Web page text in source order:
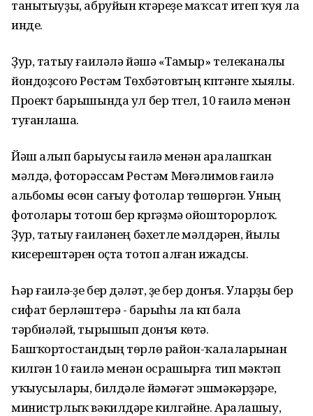
танытыуҙы, абруйын күтәреүҙе маҡсат итеп ҡуя ла
инде.
Ҙур, татыу ғаиләлә йәшәү «Тамыр» телеканалы
йондоҙсоғо Рөстәм Төхбәтовтың күптәнге хыялы.
Проект барышында ул бер түгел, 10 ғаилә менән
туғанлаша.
Йәш алып барыусы ғаилә менән аралашҡан
мәлдә, фоторәссам Рөстәм Мөғәлимов ғаилә
альбомы өсөн сағыу фотолар төшөргән. Уның
фотолары тотош бер күргәҙмә ойошторорлоҡ.
Ҙур, татыу ғаиләнең бәхетле мәлдәрен, йылы
кисерештәрен оҫта тотоп алған ижадсы.
Һәр ғаилә-үҙе бер дәүләт, үҙе бер донъя. Уларҙы бер
сифат берләштерә - барыһы ла күп бала
тәрбиәләй, тырышып донъя көтә.
Башҡортостандың төрлө район-ҡалаларынан
килгән 10 ғаилә менән осрашырға тип мәктәп
уҡыусылары, билдәле йәмәғәт эшмәкәрҙәре,
министрлыҡ вәкилдәре килгәйне. Аралашыу,